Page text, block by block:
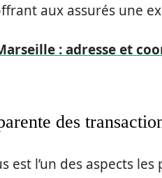
aux assurés une
: adresse et
des
est l’un des aspects